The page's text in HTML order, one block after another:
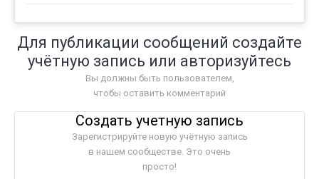
Для публикации сообщений создайте
учётную запись или авторизуйтесь
Вы должны быть пользователем,
чтобы оставить комментарий
Создать учетную запись
Зарегистрируйте новую учётную запись
в нашем сообществе. Это очень
просто!